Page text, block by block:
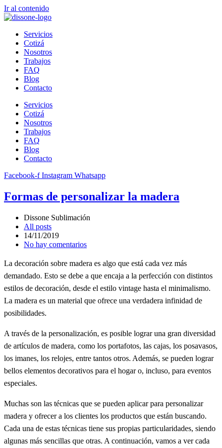
Ir al contenido
Servicios
Cotizá
Nosotros
Trabajos
FAQ
Blog
Contacto
Servicios
Cotizá
Nosotros
Trabajos
FAQ
Blog
Contacto
Facebook-f Instagram Whatsapp
Formas de personalizar la madera
Dissone Sublimación
All posts
14/11/2019
No hay comentarios
La decoración sobre madera es algo que está cada vez más
demandado. Esto se debe a que encaja a la perfección con distintos
estilos de decoración, desde el estilo vintage hasta el minimalismo.
La madera es un material que ofrece una verdadera infinidad de
posibilidades.
A través de la personalización, es posible lograr una gran diversidad
de artículos de madera, como los portafotos, las cajas, los posavasos,
los imanes, los relojes, entre tantos otros. Además, se pueden lograr
bellos elementos decorativos para el hogar o, incluso, para eventos
especiales.
Muchas son las técnicas que se pueden aplicar para personalizar
madera y ofrecer a los clientes los productos que están buscando.
Cada una de estas técnicas tiene sus propias particularidades, siendo
algunas más sencillas que otras. A continuación, vamos a ver cada